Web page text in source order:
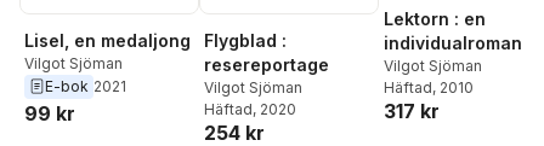
Lisel, en medaljong
Vilgot Sjöman
E-bok 2021
99 kr
Flygblad :
resereportage
Vilgot Sjöman
Häftad, 2020
254 kr
Lektorn : en
individualroman
Vilgot Sjöman
Häftad, 2010
317 kr